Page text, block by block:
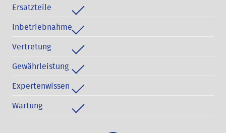
Ersatzteile
Inbetriebnahme
Vertretung
Gewährleistung
Expertenwissen
Wartung